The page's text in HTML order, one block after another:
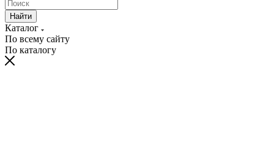
Найти
Каталог
По всему сайту
По каталогу